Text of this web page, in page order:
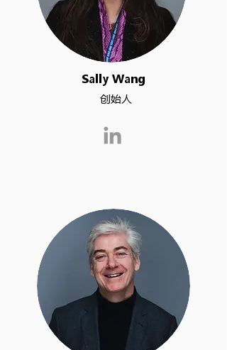
Sally Wang
​创始人